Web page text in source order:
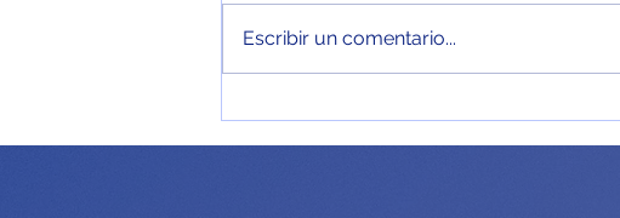
Escribir un comentario...